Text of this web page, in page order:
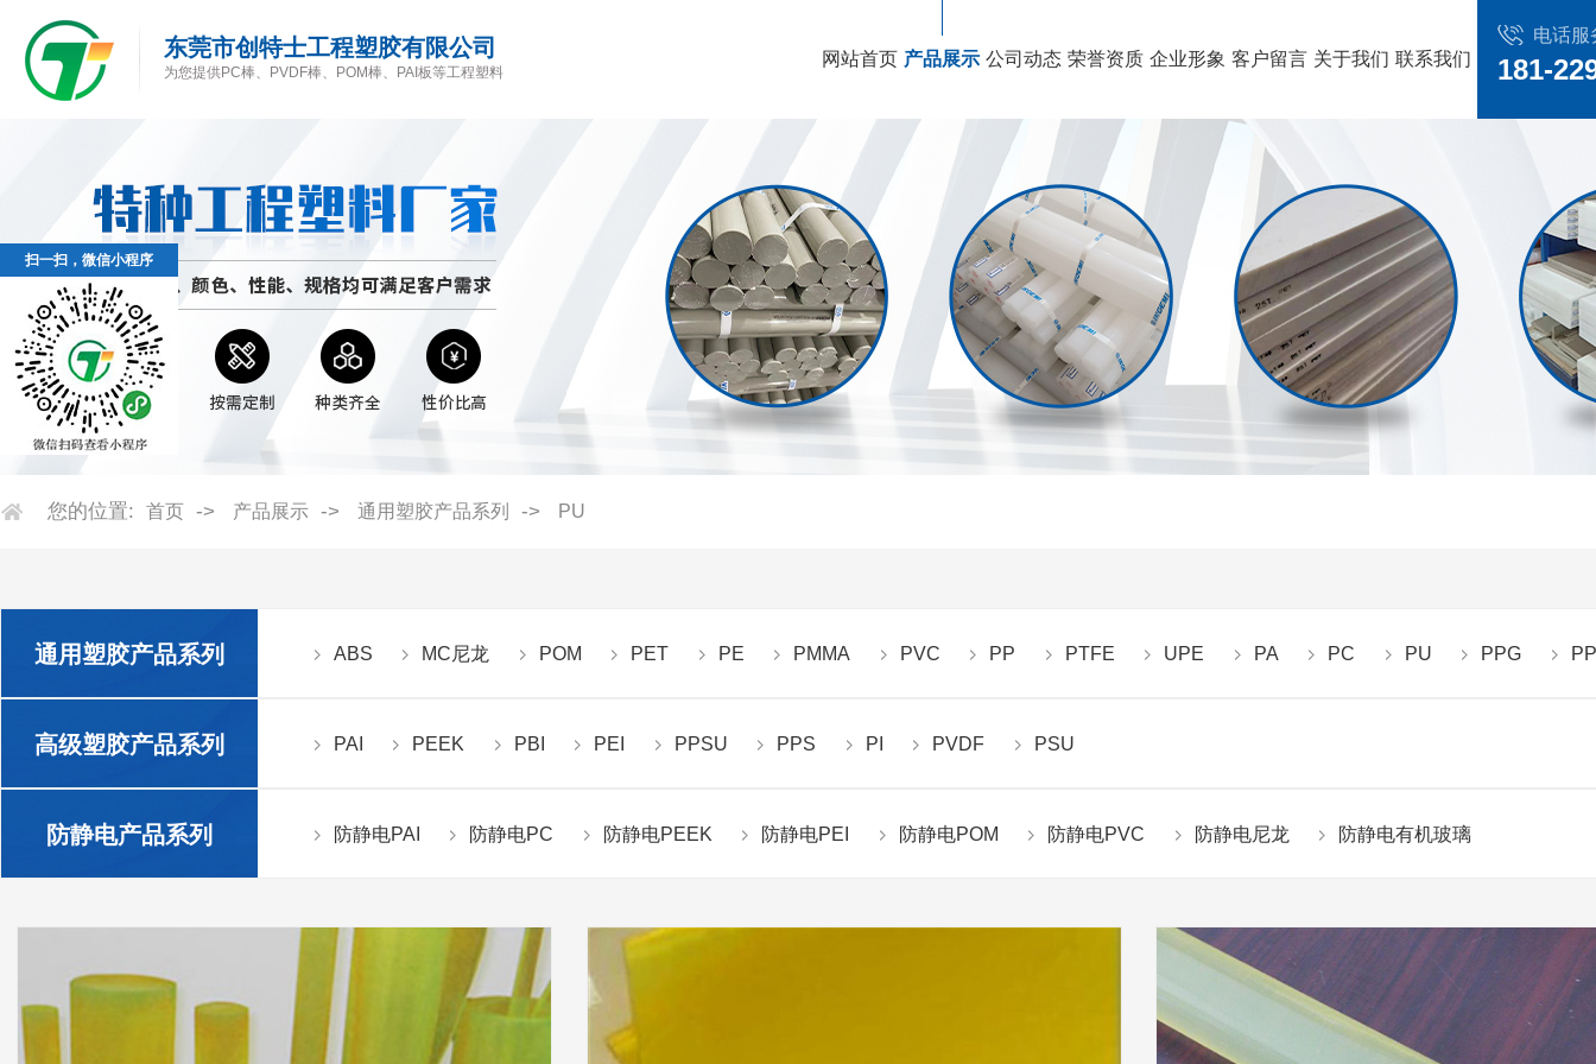
东莞市创特士工程塑胶有限公司
为您提供PC棒、PVDF棒、POM棒、PAI板等工程塑料
网站首页 产品展示 公司动态 荣誉资质 企业形象 客户留言 关于我们 联系我们
电话服
181-
您的位置: 首页 -> 产品展示 -> 通用塑胶产品系列 -> PU
通用塑胶产品系列 ABS MC尼龙 POM PET PE PMMA PVC PP PTFE UPE PA PC PU PPG
高级塑胶产品系列 PAI PEEK PBI PEI PPSU PPS PI PVDF PSU
防静电产品系列 防静电PAI 防静电PC 防静电PEEK 防静电PEI 防静电POM 防静电PVC 防静电尼龙 防静电有机玻璃
扫一扫，微信小程序